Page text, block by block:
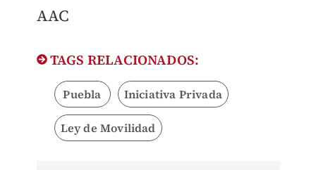
AAC
TAGS RELACIONADOS:
Puebla Iniciativa Privada
Ley de Movilidad